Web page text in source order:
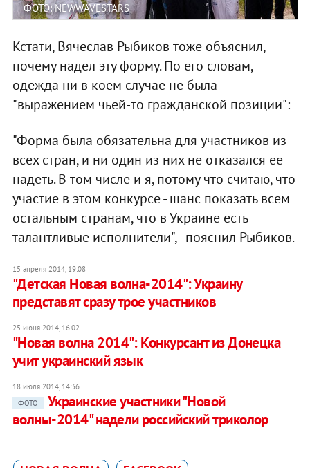
ФОТО: NEWWAVESTARS
Кстати, Вячеслав Рыбиков тоже объяснил,
почему надел эту форму. По его словам,
одежда ни в коем случае не была
"выражением чьей-то гражданской позиции":
"Форма была обязательна для участников из
всех стран, и ни один из них не отказался ее
надеть. В том числе и я, потому что считаю, что
участие в этом конкурсе - шанс показать всем
остальным странам, что в Украине есть
талантливые исполнители", - пояснил Рыбиков.
15 апреля 2014, 19:08
"Детская Новая волна-2014": Украину
представят сразу трое участников
25 июня 2014, 16:02
"Новая волна 2014": Конкурсант из Донецка
учит украинский язык
18 июля 2014, 14:36
ФОТО
Украинские участники "Новой
волны-2014" надели российский триколор